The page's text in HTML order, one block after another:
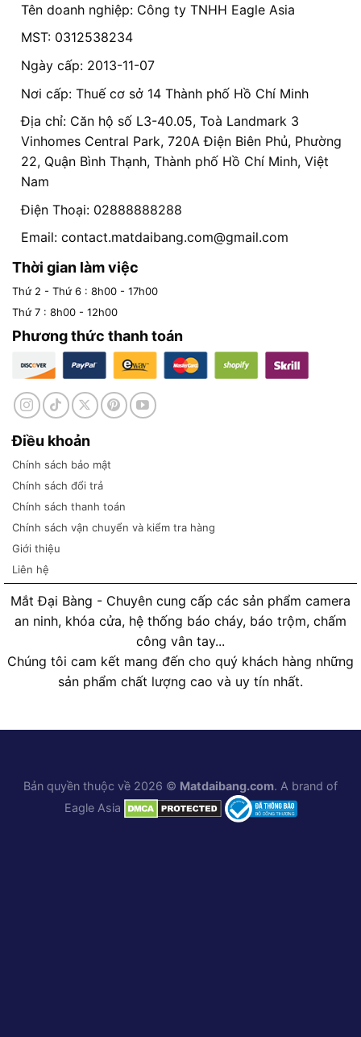
Tên doanh nghiệp: Công ty TNHH Eagle Asia
MST: 0312538234
Ngày cấp: 2013-11-07
Nơi cấp: Thuế cơ sở 14 Thành phố Hồ Chí Minh
Địa chỉ: Căn hộ số L3-40.05, Toà Landmark 3
Vinhomes Central Park, 720A Điện Biên Phủ, Phường
22, Quận Bình Thạnh, Thành phố Hồ Chí Minh, Việt
Nam
Điện Thoại: 02888888288
Email: contact.matdaibang.com@gmail.com
Thời gian làm việc
Thứ 2 - Thứ 6 : 8h00 - 17h00
Thứ 7 : 8h00 - 12h00
Phương thức thanh toán
Điều khoản
Chính sách bảo mật
Chính sách đổi trả
Chính sách thanh toán
Chính sách vận chuyển và kiểm tra hàng
Giới thiệu
Liên hệ
Mắt Đại Bàng - Chuyên cung cấp các sản phẩm camera
an ninh, khóa cửa, hệ thống báo cháy, báo trộm, chấm
công vân tay...
Chúng tôi cam kết mang đến cho quý khách hàng những
sản phẩm chất lượng cao và uy tín nhất.
Bản quyền thuộc về 2026 © Matdaibang.com. A brand of
Eagle Asia